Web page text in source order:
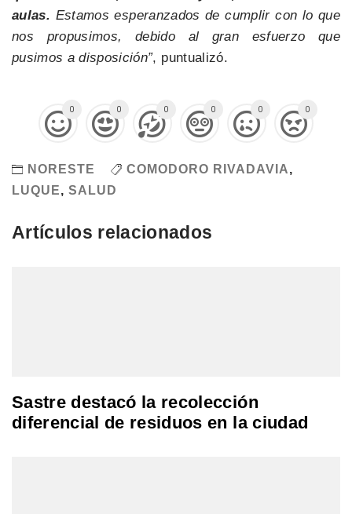
aulas. Estamos esperanzados de cumplir con lo que
nos propusimos, debido al gran esfuerzo que
pusimos a disposición”, puntualizó.
0 0 0 0 0 0
NORESTE COMODORO RIVADAVIA,
LUQUE, SALUD
Artículos relacionados
Sastre destacó la recolección
diferencial de residuos en la ciudad